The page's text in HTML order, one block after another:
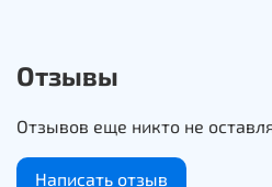
Отзывы
Отзывов еще никто не
Написать отзыв